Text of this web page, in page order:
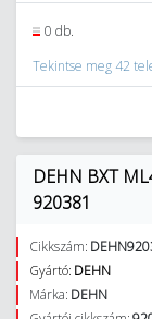
0 db.
Tekintse meg 42
DEHN BXT
920381
Cikkszám:
Gyártó: DEHN
Márka: DEHN